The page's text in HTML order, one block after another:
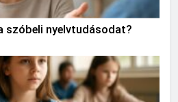
szóbeli nyelvtudásodat?